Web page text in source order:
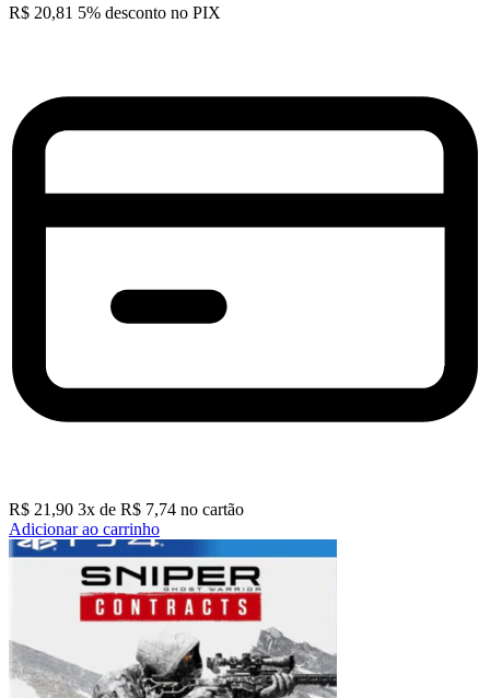
R$ 20,81 5% desconto no PIX
R$ 21,90 3x de R$ 7,74 no cartão
Adicionar ao carrinho